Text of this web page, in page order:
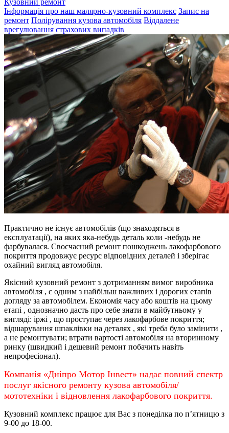
Кузовний ремонт
Інформація про наш малярно-кузовний комплекс Запис на
ремонт Полірування кузова автомобіля Віддалене
врегулювання страхових випадків
Практично не існує автомобілів (що знаходяться в
експлуатації), на яких яка-небудь деталь коли -небудь не
фарбувалася. Своєчасний ремонт пошкоджень лакофарбового
покриття продовжує ресурс відповідних деталей і зберігає
охайний вигляд автомобіля.
Якісний кузовний ремонт з дотриманням вимог виробника
автомобіля , є одним з найбільш важливих і дорогих етапів
догляду за автомобілем. Економія часу або коштів на цьому
етапі , однозначно дасть про себе знати в майбутньому у
вигляді: іржі , що проступає через лакофарбове покриття;
відшарування шпаклівки на деталях , які треба було замінити ,
а не ремонтувати; втрати вартості автомобіля на вторинному
ринку (швидкий і дешевий ремонт побачить навіть
непрофесіонал).
Компанія «Дніпро Мотор Інвест» надає повний спектр
послуг якісного ремонту кузова автомобіля/
мототехніки і відновлення лакофарбового покриття.
Кузовний комплекс працює для Вас з понеділка по п’ятницю з
9-00 до 18-00.